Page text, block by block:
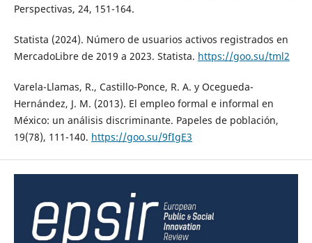
Perspectivas, 24, 151-164.
Statista (2024). Número de usuarios activos registrados en
MercadoLibre de 2019 a 2023. Statista. https://goo.su/tml2
Varela-Llamas, R., Castillo-Ponce, R. A. y Ocegueda-
Hernández, J. M. (2013). El empleo formal e informal en
México: un análisis discriminante. Papeles de población,
19(78), 111-140. https://goo.su/9fIgE3